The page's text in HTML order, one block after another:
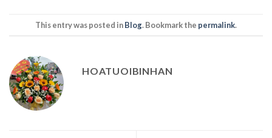
This entry was posted inBlog. Bookmark the permalink.
HOATUOIBINHAN